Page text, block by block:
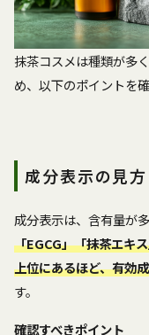
抹茶コスメは種類が多
め、以下のポイントを
成分表示の見方
成分表示は、含有量が
「EGCG」「抹茶エキ
上位にあるほど、有効
す。
確認すべきポイント